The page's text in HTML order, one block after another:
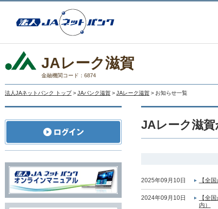
JAレーク滋賀
金融機関コード：6874
法人JAネットバンク トップ > JAバンク滋賀 > JAレーク滋賀 > お知らせ一覧
JAレーク滋
2025年09月10日 【全
2024年09月10日
【全
内）